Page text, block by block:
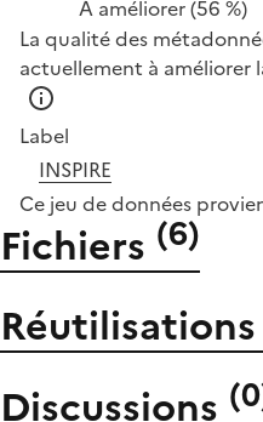
À améliorer(56 %)
La qualité des
actuellement à améliorer
Label
INSPIRE
Ce jeu de données
Fichiers (6)
Discussions (0